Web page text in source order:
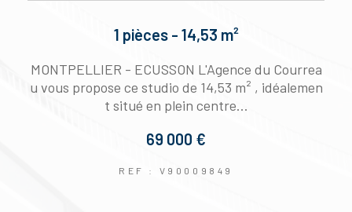
1 pièces - 14,53 m²
MONTPELLIER - ECUSSON L'Agence du Courrea
u vous propose ce studio de 14,53 m² , idéalemen
t situé en plein centre...
69 000 €
REF : V90009849